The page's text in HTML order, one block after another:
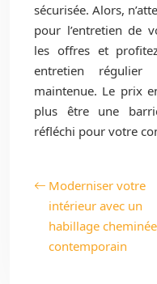
sécurisée. Alors,
pour l’entretien de
les offres et
entretien régulier
maintenue. Le prix
plus être une
réfléchi pour votre
Moderniser votre
intérieur avec un
habillage cheminée
contemporain